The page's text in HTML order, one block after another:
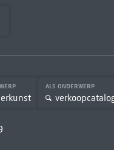
ALS ONDERWERP